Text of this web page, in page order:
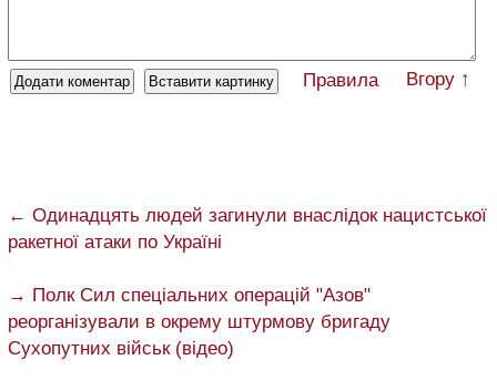
Правила Вгору ↑
← Одинадцять людей загинули внаслідок нацистської
ракетної атаки по Україні
→ Полк Сил спеціальних операцій "Азов"
реорганізували в окрему штурмову бригаду
Сухопутних військ (відео)